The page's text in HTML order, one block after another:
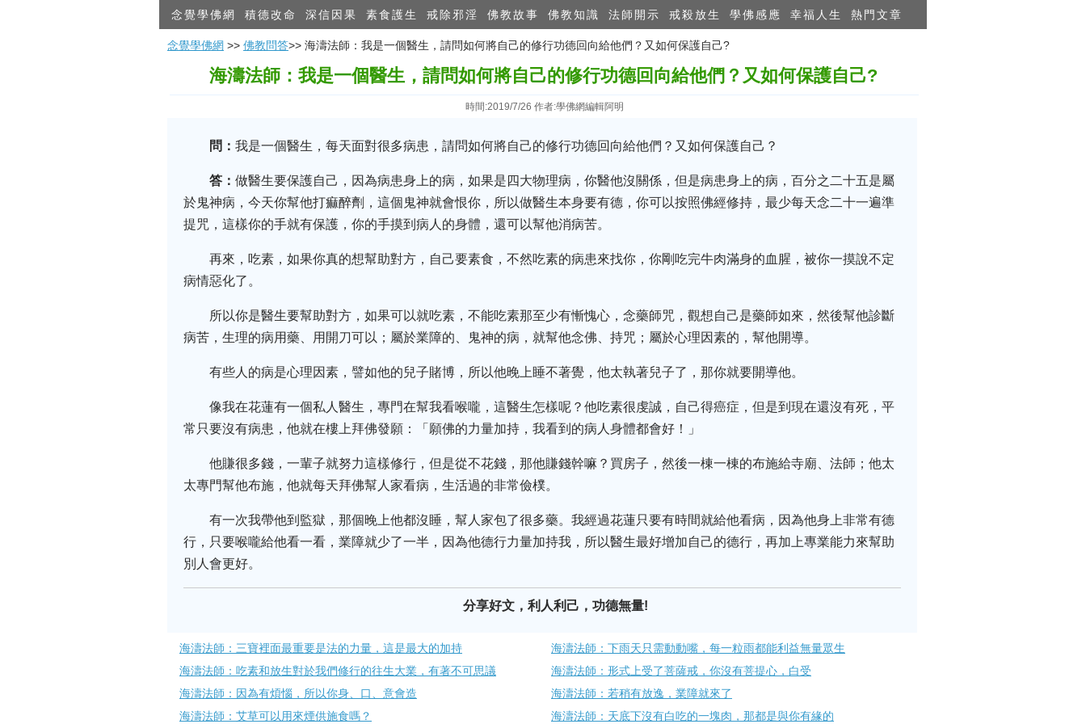
念覺學佛網 積德改命 深信因果 素食護生 戒除邪淫 佛教故事 佛教知識 法師開示 戒殺放生 學佛感應 幸福人生 熱門文章
念覺學佛網 >> 佛教問答>> 海濤法師：我是一個醫生，請問如何將自己的修行功德回向給他們？又如何保護自己?
海濤法師：我是一個醫生，請問如何將自己的修行功德回向給他們？又如何保護自己?
時間:2019/7/26 作者:學佛網編輯阿明
問： 我是一個醫生，每天面對很多病患，請問如何將自己的修行功德回向給他們？又如何保護自己？
答： 做醫生要保護自己，因為病患身上的病，如果是四大物理病，你醫他沒關係，但是病患身上的病，百分之二十五是屬
於鬼神病，今天你幫他打痲醉劑，這個鬼神就會恨你，所以做醫生本身要有德，你可以按照佛經修持，最少每天念二十一遍準
提咒，這樣你的手就有保護，你的手摸到病人的身體，還可以幫他消病苦。
再來，吃素，如果你真的想幫助對方，自己要素食，不然吃素的病患來找你，你剛吃完牛肉滿身的血腥，被你一摸說不定
病情惡化了。
所以你是醫生要幫助對方，如果可以就吃素，不能吃素那至少有慚愧心，念藥師咒，觀想自己是藥師如來，然後幫他診斷
病苦，生理的病用藥、用開刀可以；屬於業障的、鬼神的病，就幫他念佛、持咒；屬於心理因素的，幫他開導。
有些人的病是心理因素，譬如他的兒子賭博，所以他晚上睡不著覺，他太執著兒子了，那你就要開導他。
像我在花蓮有一個私人醫生，專門在幫我看喉嚨，這醫生怎樣呢？他吃素很虔誠，自己得癌症，但是到現在還沒有死，平
常只要沒有病患，他就在樓上拜佛發願：「願佛的力量加持，我看到的病人身體都會好！」
他賺很多錢，一輩子就努力這樣修行，但是從不花錢，那他賺錢幹嘛？買房子，然後一棟一棟的布施給寺廟、法師；他太
太專門幫他布施，他就每天拜佛幫人家看病，生活過的非常儉樸。
有一次我帶他到監獄，那個晚上他都沒睡，幫人家包了很多藥。我經過花蓮只要有時間就給他看病，因為他身上非常有德
行，只要喉嚨給他看一看，業障就少了一半，因為他德行力量加持我，所以醫生最好增加自己的德行，再加上專業能力來幫助
別人會更好。
分享好文，利人利己，功德無量!
海濤法師：三寶裡面最重要是法的力量，這是最大的加持
海濤法師：下雨天只需動動嘴，每一粒雨都能利益無量眾生
海濤法師：吃素和放生對於我們修行的往生大業，有著不可思議
海濤法師：形式上受了菩薩戒，你沒有菩提心，白受
海濤法師：因為有煩惱，​所以你身、口、意會造
海濤法師：若稍有放逸，業障就來了
海濤法師：艾草可以用來煙供施食嗎？
海濤法師：天底下沒有白吃的一塊肉，那都是與你有緣的